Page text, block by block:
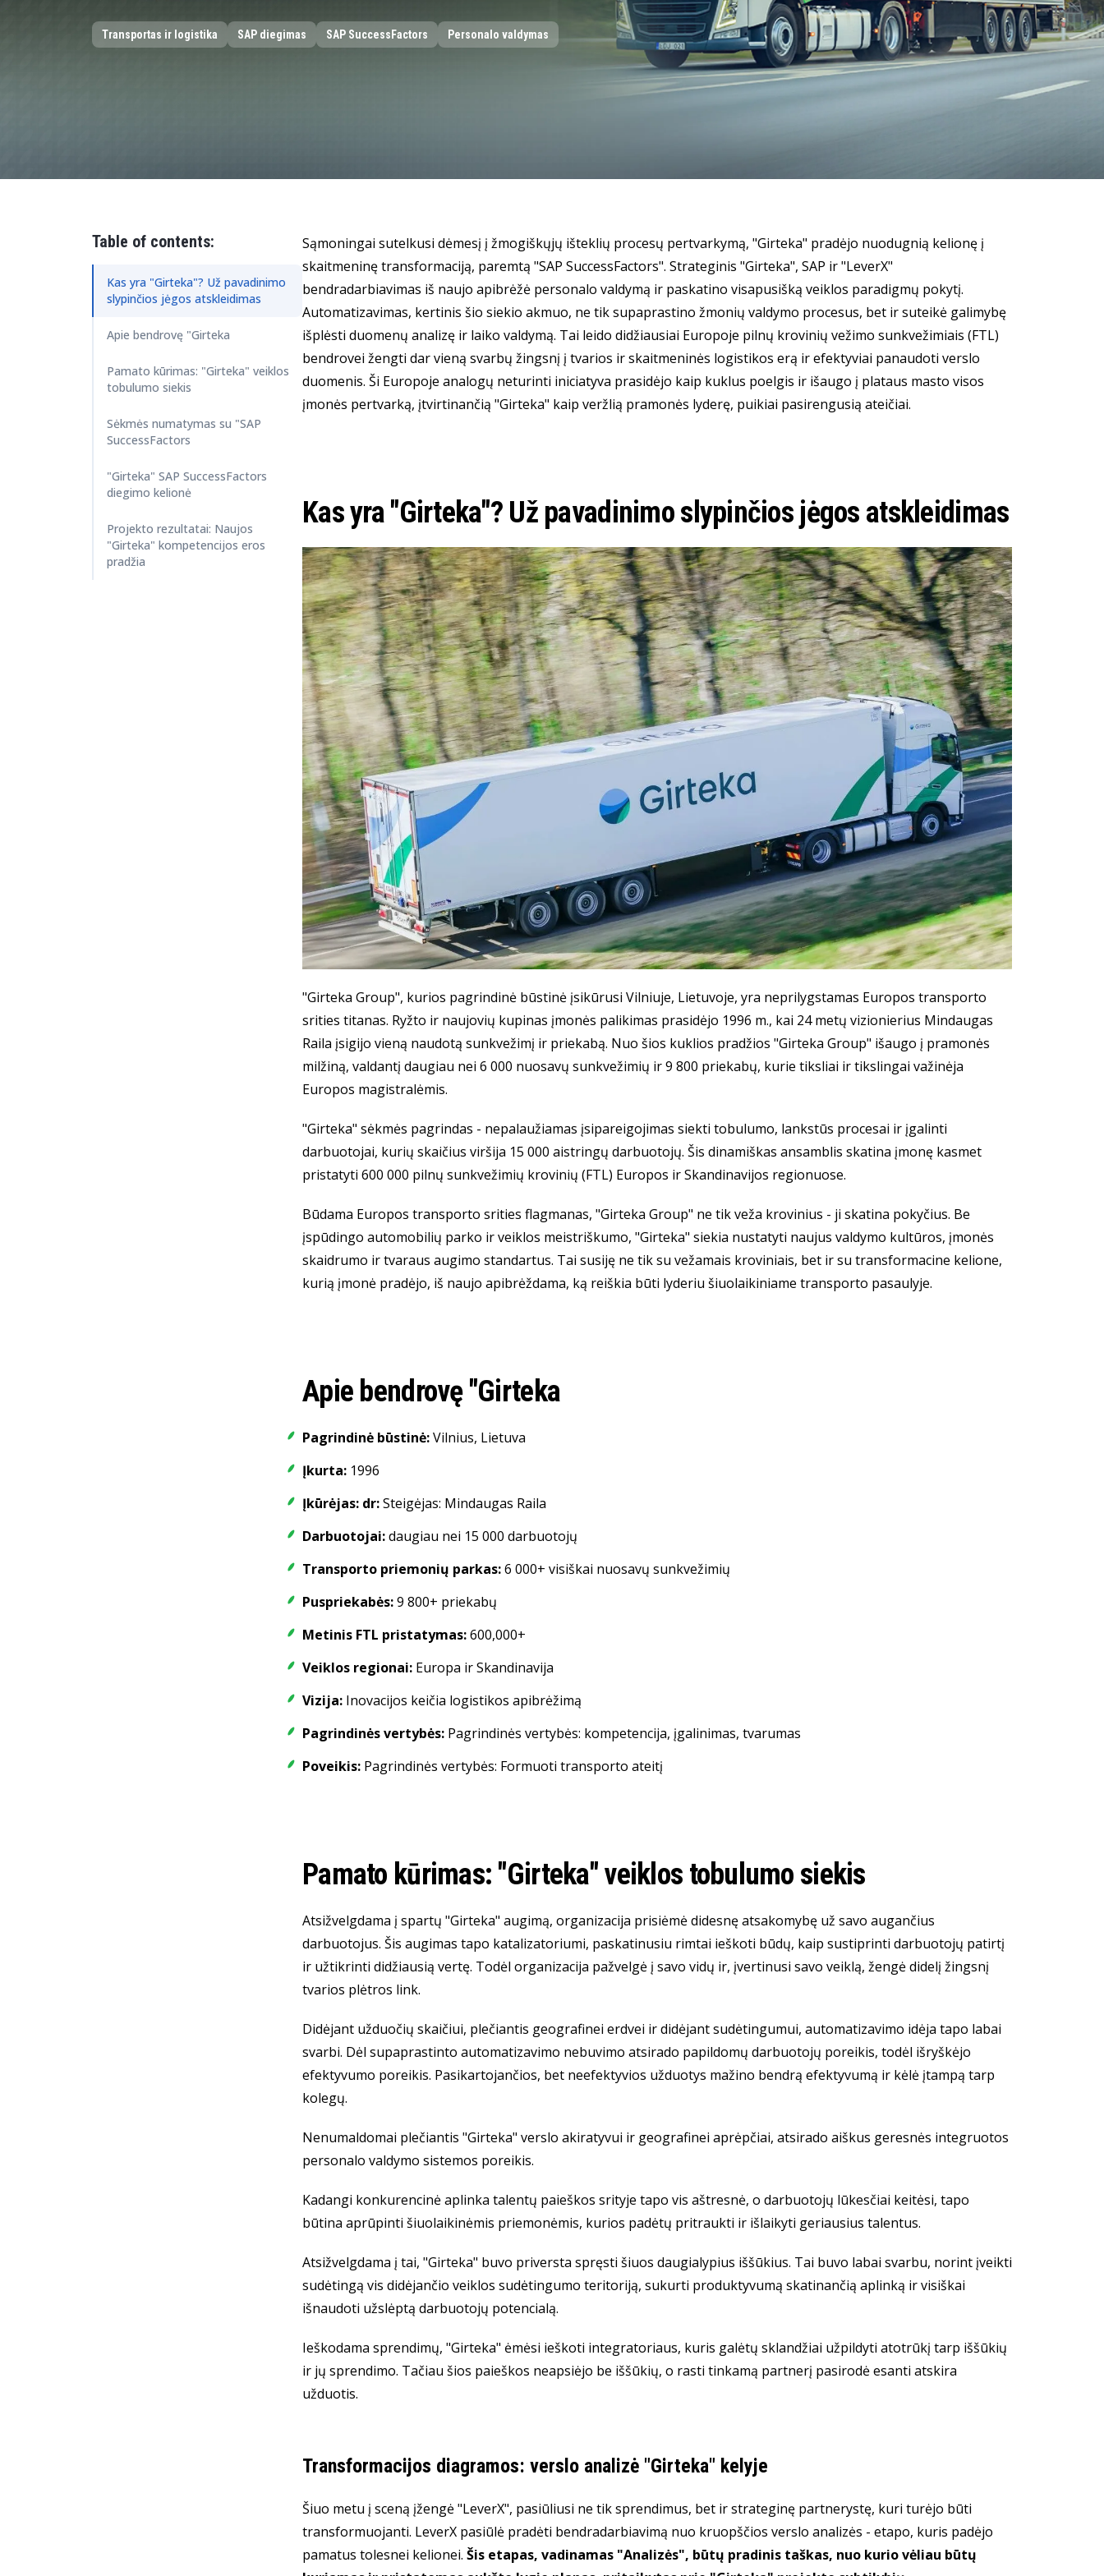
Transportas ir logistika SAP diegimas SAP SuccessFactors Personalo valdymas
Table of contents:
Kas yra "Girteka"? Už pavadinimo
slypinčios jėgos atskleidimas
Apie bendrovę "Girteka
Pamato kūrimas: "Girteka" veiklos
tobulumo siekis
Sėkmės numatymas su "SAP
SuccessFactors
"Girteka" SAP SuccessFactors
diegimo kelionė
Projekto rezultatai: Naujos
"Girteka" kompetencijos eros
pradžia
Sąmoningai sutelkusi dėmesį į žmogiškųjų išteklių procesų pertvarkymą, "Girteka" pradėjo nuodugnią kelionę į
skaitmeninę transformaciją, paremtą "SAP SuccessFactors". Strateginis "Girteka", SAP ir "LeverX"
bendradarbiavimas iš naujo apibrėžė personalo valdymą ir paskatino visapusišką veiklos paradigmų pokytį.
Automatizavimas, kertinis šio siekio akmuo, ne tik supaprastino žmonių valdymo procesus, bet ir suteikė galimybę
išplėsti duomenų analizę ir laiko valdymą. Tai leido didžiausiai Europoje pilnų krovinių vežimo sunkvežimiais (FTL)
bendrovei žengti dar vieną svarbų žingsnį į tvarios ir skaitmeninės logistikos erą ir efektyviai panaudoti verslo
duomenis. Ši Europoje analogų neturinti iniciatyva prasidėjo kaip kuklus poelgis ir išaugo į plataus masto visos
įmonės pertvarką, įtvirtinančią "Girteka" kaip veržlią pramonės lyderę, puikiai pasirengusią ateičiai.
Kas yra "Girteka"? Už pavadinimo slypinčios jėgos atskleidimas
"Girteka Group", kurios pagrindinė būstinė įsikūrusi Vilniuje, Lietuvoje, yra neprilygstamas Europos transporto
srities titanas. Ryžto ir naujovių kupinas įmonės palikimas prasidėjo 1996 m., kai 24 metų vizionierius Mindaugas
Raila įsigijo vieną naudotą sunkvežimį ir priekabą. Nuo šios kuklios pradžios "Girteka Group" išaugo į pramonės
milžiną, valdantį daugiau nei 6 000 nuosavų sunkvežimių ir 9 800 priekabų, kurie tiksliai ir tikslingai važinėja
Europos magistralėmis.
"Girteka" sėkmės pagrindas - nepalaužiamas įsipareigojimas siekti tobulumo, lankstūs procesai ir įgalinti
darbuotojai, kurių skaičius viršija 15 000 aistringų darbuotojų. Šis dinamiškas ansamblis skatina įmonę kasmet
pristatyti 600 000 pilnų sunkvežimių krovinių (FTL) Europos ir Skandinavijos regionuose.
Būdama Europos transporto srities flagmanas, "Girteka Group" ne tik veža krovinius - ji skatina pokyčius. Be
įspūdingo automobilių parko ir veiklos meistriškumo, "Girteka" siekia nustatyti naujus valdymo kultūros, įmonės
skaidrumo ir tvaraus augimo standartus. Tai susiję ne tik su vežamais kroviniais, bet ir su transformacine kelione,
kurią įmonė pradėjo, iš naujo apibrėždama, ką reiškia būti lyderiu šiuolaikiniame transporto pasaulyje.
Apie bendrovę "Girteka
Pagrindinė būstinė:Vilnius, Lietuva
Įkurta: 1996
Įkūrėjas: dr:Steigėjas: Mindaugas Raila
Darbuotojai:daugiau nei 15 000 darbuotojų
Transporto priemonių parkas:6 000+ visiškai nuosavų sunkvežimių
Puspriekabės:9 800+ priekabų
Metinis FTL pristatymas:600,000+
Veiklos regionai: Europa ir Skandinavija
Vizija: Inovacijos keičia logistikos apibrėžimą
Pagrindinės vertybės: Pagrindinės vertybės: kompetencija, įgalinimas, tvarumas
Poveikis: Pagrindinės vertybės: Formuoti transporto ateitį
Pamato kūrimas: "Girteka" veiklos tobulumo siekis
Atsižvelgdama į spartų "Girteka" augimą, organizacija prisiėmė didesnę atsakomybę už savo augančius
darbuotojus. Šis augimas tapo katalizatoriumi, paskatinusiu rimtai ieškoti būdų, kaip sustiprinti darbuotojų patirtį
ir užtikrinti didžiausią vertę. Todėl organizacija pažvelgė į savo vidų ir, įvertinusi savo veiklą, žengė didelį žingsnį
tvarios plėtros link.
Didėjant užduočių skaičiui, plečiantis geografinei erdvei ir didėjant sudėtingumui, automatizavimo idėja tapo labai
svarbi. Dėl supaprastinto automatizavimo nebuvimo atsirado papildomų darbuotojų poreikis, todėl išryškėjo
efektyvumo poreikis. Pasikartojančios, bet neefektyvios užduotys mažino bendrą efektyvumą ir kėlė įtampą tarp
kolegų.
Nenumaldomai plečiantis "Girteka" verslo akiratyvui ir geografinei aprėpčiai, atsirado aiškus geresnės integruotos
personalo valdymo sistemos poreikis.
Kadangi konkurencinė aplinka talentų paieškos srityje tapo vis aštresnė, o darbuotojų lūkesčiai keitėsi, tapo
būtina aprūpinti šiuolaikinėmis priemonėmis, kurios padėtų pritraukti ir išlaikyti geriausius talentus.
Atsižvelgdama į tai, "Girteka" buvo priversta spręsti šiuos daugialypius iššūkius. Tai buvo labai svarbu, norint įveikti
sudėtingą vis didėjančio veiklos sudėtingumo teritoriją, sukurti produktyvumą skatinančią aplinką ir visiškai
išnaudoti užslėptą darbuotojų potencialą.
Ieškodama sprendimų, "Girteka" ėmėsi ieškoti integratoriaus, kuris galėtų sklandžiai užpildyti atotrūkį tarp iššūkių
ir jų sprendimo. Tačiau šios paieškos neapsiėjo be iššūkių, o rasti tinkamą partnerį pasirodė esanti atskira
užduotis.
Transformacijos diagramos: verslo analizė "Girteka" kelyje
Šiuo metu į sceną įžengė "LeverX", pasiūliusi ne tik sprendimus, bet ir strateginę partnerystę, kuri turėjo būti
transformuojanti. LeverX pasiūlė pradėti bendradarbiavimą nuo kruopščios verslo analizės - etapo, kuris padėjo
pamatus tolesnei kelionei. Šis etapas, vadinamas "Analizės", būtų pradinis taškas, nuo kurio vėliau būtų